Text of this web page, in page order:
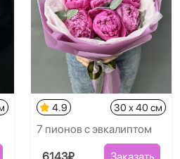
4.9 30 x 40 см
7 пионов с эвкалиптом